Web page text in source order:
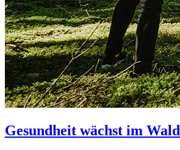
Gesundheit wächst im Wald